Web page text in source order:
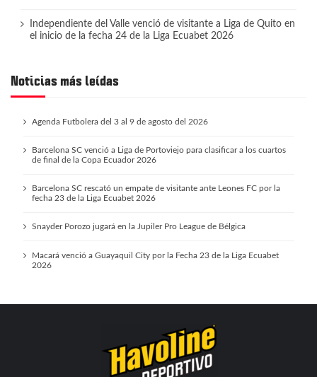
Independiente del Valle venció de visitante a Liga de Quito en
el inicio de la fecha 24 de la Liga Ecuabet 2026
Noticias más leídas
Agenda Futbolera del 3 al 9 de agosto del 2026
Barcelona SC venció a Liga de Portoviejo para clasificar a los cuartos
de final de la Copa Ecuador 2026
Barcelona SC rescató un empate de visitante ante Leones FC por la
fecha 23 de la Liga Ecuabet 2026
Snayder Porozo jugará en la Jupiler Pro League de Bélgica
Macará venció a Guayaquil City por la Fecha 23 de la Liga Ecuabet
2026